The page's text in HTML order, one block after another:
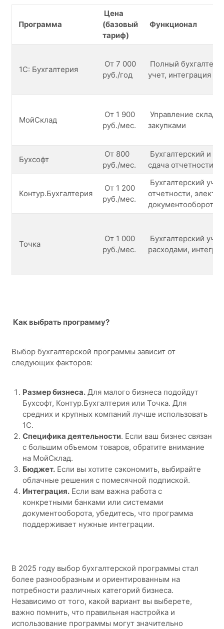
Программа
Цена
(базовый
тариф)
1С: Бухгалтерия
От 7 000
руб./год
Полный
учет, интеграция
МойСклад
От 1 900
руб./мес.
Управление
закупками
Бухсофт
От 800
руб./мес.
Бухгалтерский и
сдача отчетности
Контур.Бухгалтерия
От 1 200
руб./мес.
Бухгалтерский
отчетности,
документооборот
Точка
От 1 000
руб./мес.
Бухгалтерский
расходами,
Как выбрать программу?
Выбор бухгалтерской программы зависит от
следующих факторов:
Размер бизнеса. Для малого бизнеса подойдут
Бухсофт, Контур.Бухгалтерия или Точка. Для
средних и крупных компаний лучше использовать
1С.
Специфика деятельности. Если ваш бизнес связан
с большим объемом товаров, обратите внимание
на МойСклад.
Бюджет. Если вы хотите сэкономить, выбирайте
облачные решения с помесячной подпиской.
Интеграция. Если вам важна работа с
конкретными банками или системами
документооборота, убедитесь, что программа
поддерживает нужные интеграции.
В 2025 году выбор бухгалтерской программы стал
более разнообразным и ориентированным на
потребности различных категорий бизнеса.
Независимо от того, какой вариант вы выберете,
важно помнить, что правильная настройка и
использование программы могут значительно